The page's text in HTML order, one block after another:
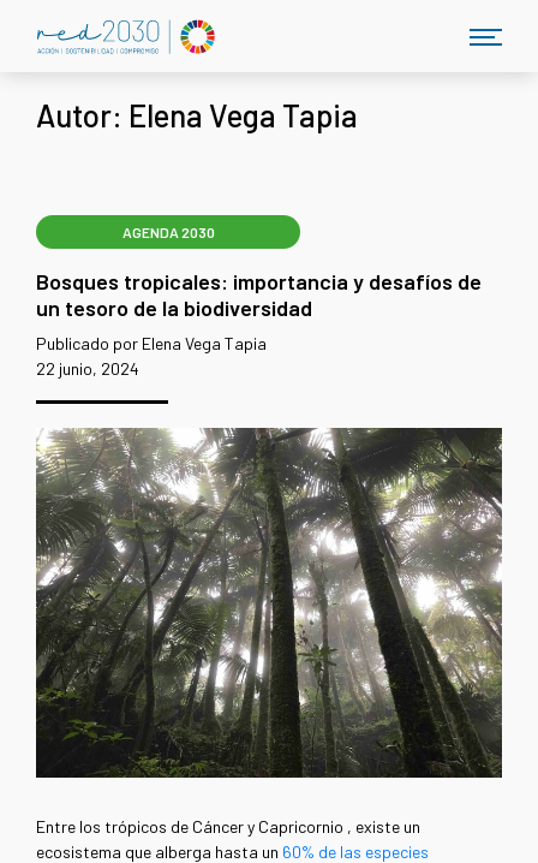
Autor: Elena Vega Tapia
AGENDA 2030
Bosques tropicales: importancia y desafíos de
un tesoro de la biodiversidad
Publicado por Elena Vega Tapia
22 junio, 2024
Entre los trópicos de Cáncer y Capricornio , existe un
ecosistema que alberga hasta un 60% de las especies